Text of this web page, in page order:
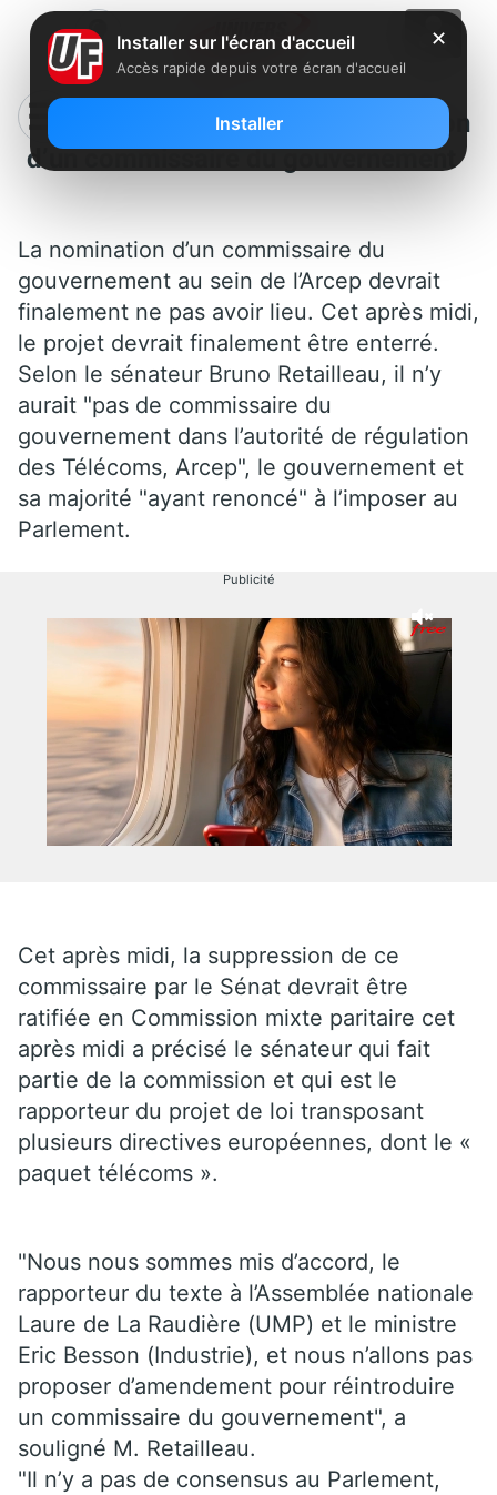
Arcep : Abandon de la nomination
d’un commissaire du gouvernement
La nomination d’un commissaire du
gouvernement au sein de l’Arcep devrait
finalement ne pas avoir lieu. Cet après midi,
le projet devrait finalement être enterré.
Selon le sénateur Bruno Retailleau, il n’y
aurait "pas de commissaire du
gouvernement dans l’autorité de régulation
des Télécoms, Arcep", le gouvernement et
sa majorité "ayant renoncé" à l’imposer au
Parlement.
Publicité
Cet après midi, la suppression de ce
commissaire par le Sénat devrait être
ratifiée en Commission mixte paritaire cet
après midi a précisé le sénateur qui fait
partie de la commission et qui est le
rapporteur du projet de loi transposant
plusieurs directives européennes, dont le «
paquet télécoms ».
"Nous nous sommes mis d’accord, le
rapporteur du texte à l’Assemblée nationale
Laure de La Raudière (UMP) et le ministre
Eric Besson (Industrie), et nous n’allons pas
proposer d’amendement pour réintroduire
un commissaire du gouvernement", a
souligné M. Retailleau.
"Il n’y a pas de consensus au Parlement,
✕
Installer sur l'écran d'accueil
Accès rapide depuis votre écran d'accueil
Installer